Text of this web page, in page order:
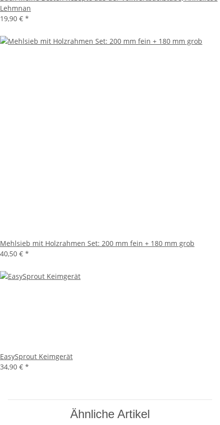
Lehmnan
19,90 € *
Mehlsieb mit Holzrahmen Set: 200 mm fein + 180 mm grob
40,50 € *
EasySprout Keimgerät
34,90 € *
Ähnliche Artikel